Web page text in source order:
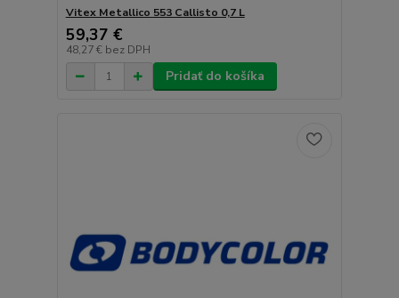
Vitex Metallico 553 Callisto 0,7 L
59,37 €
48,27 € bez DPH
Pridať do košíka